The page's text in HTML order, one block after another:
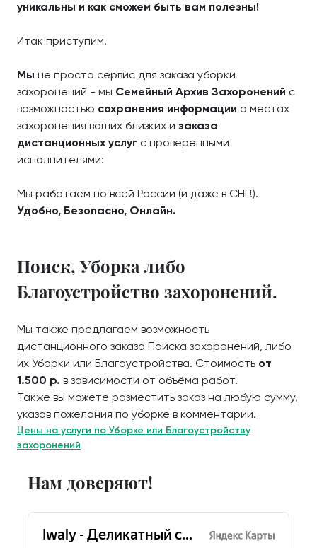
уникальны и как сможем быть вам полезны!
Итак приступим.
Мы не просто сервис для заказа уборки
захоронений - мы Семейный Архив Захоронений с
возможностью сохранения информации о местах
захоронения ваших близких и заказа
дистанционных услуг с проверенными
исполнителями:
Мы работаем по всей России (и даже в СНГ!).
Удобно, Безопасно, Онлайн.
Поиск, Уборка либо
Благоустройство захоронений.
Мы также предлагаем возможность
дистанционного заказа Поиска захоронений, либо
их Уборки или Благоустройства. Стоимость от
1.500 р. в зависимости от объёма работ.
Также вы можете разместить заказ на любую сумму,
указав пожелания по уборке в комментарии.
Цены на услуги по Уборке или Благоустройству
захоронений
Нам доверяют!